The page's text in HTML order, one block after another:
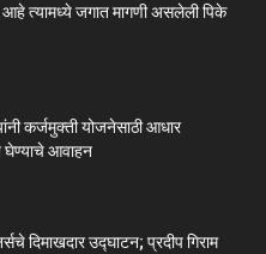
त्यामध्ये जगात मागणी असलेली पिके
कर्जमुक्ती योजनेसाठी आधार
आवाहन
दिमाखदार उद्घाटन; प्रदीप गिराम